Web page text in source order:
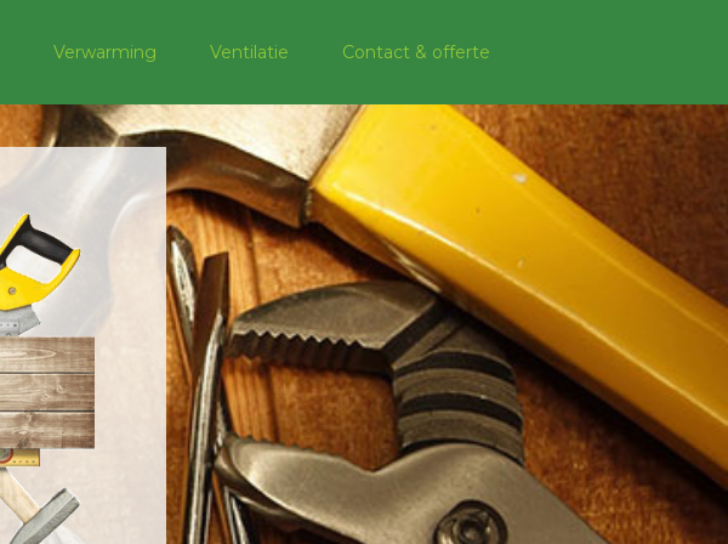
Verwarming Ventilatie Contact & offerte